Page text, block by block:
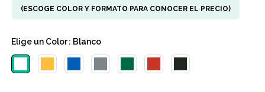
(ESCOGE COLOR Y FORMATO PARA CONOCER EL PRECIO)
Elige un Color: Blanco